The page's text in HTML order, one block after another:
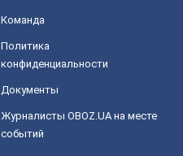
Команда
Политика
конфиденциальности
Документы
Журналисты OBOZ.UA на месте
событий